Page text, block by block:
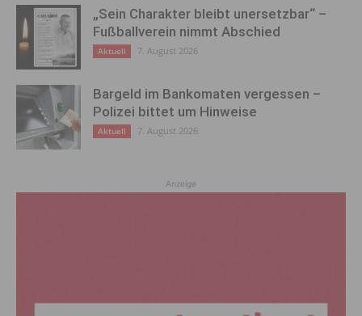
„Sein Charakter bleibt unersetzbar“ –
Fußballverein nimmt Abschied
Aktuell 7. August 2026
Bargeld im Bankomaten vergessen –
Polizei bittet um Hinweise
Aktuell 7. August 2026
Anzeige